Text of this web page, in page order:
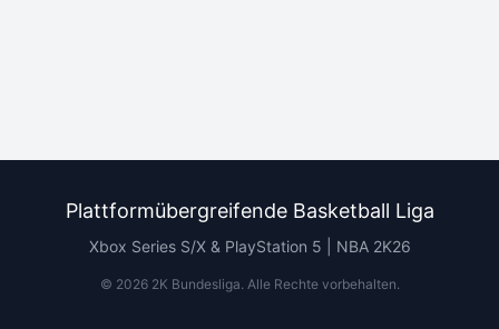
Plattformübergreifende Basketball Liga
Xbox Series S/X & PlayStation 5 | NBA 2K26
© 20262K Bundesliga. Alle Rechte vorbehalten.